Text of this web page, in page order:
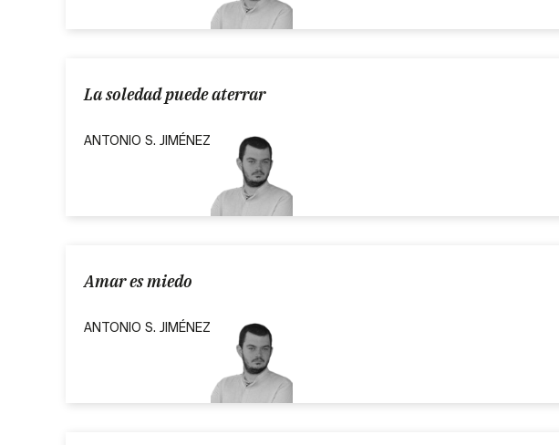
La soledad puede aterrar
ANTONIO S. JIMÉNEZ
Amar es miedo
ANTONIO S. JIMÉNEZ